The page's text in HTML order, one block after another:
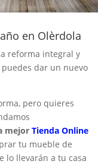
en Olèrdola
reforma integral y
dar un nuevo
pero quieres
mejor Tienda Online
tu mueble de
lo llevarán a tu casa